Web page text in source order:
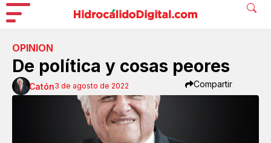
OPINION
De política y cosas peores
Catón3 de agosto de 2022 Compartir